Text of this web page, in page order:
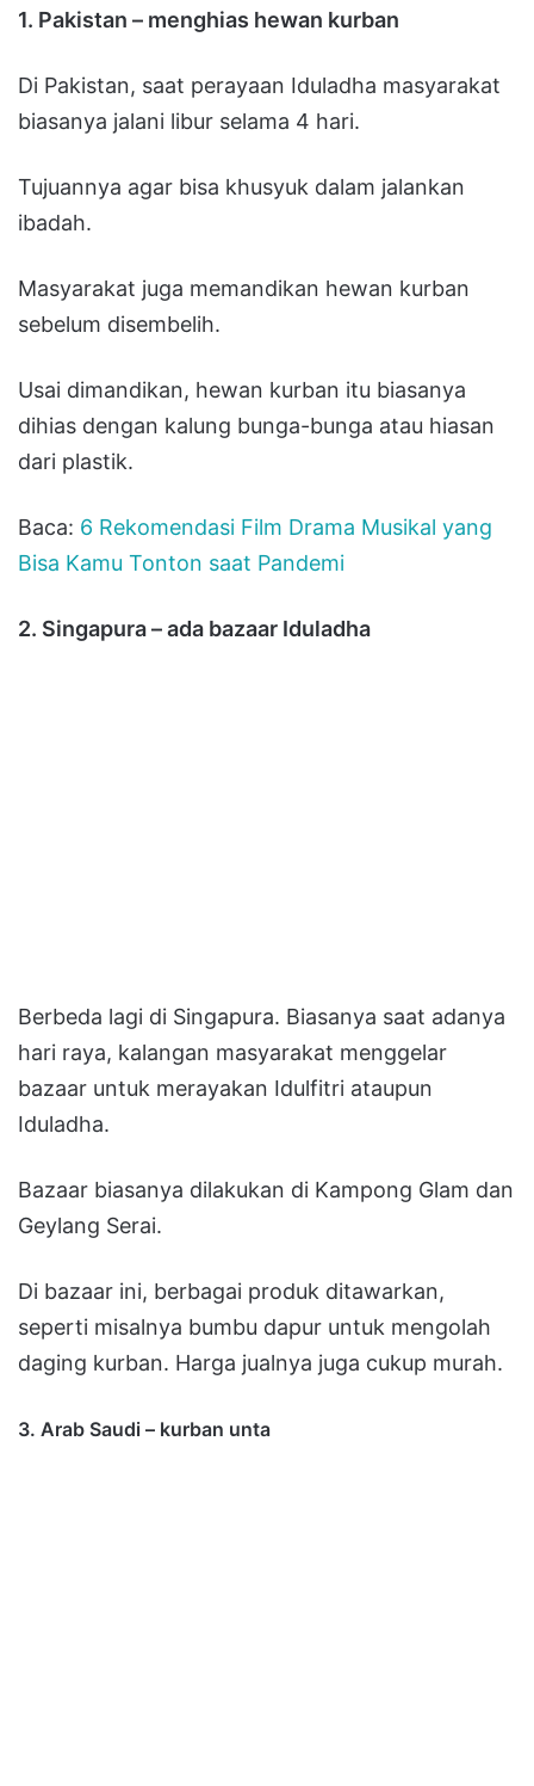
1. Pakistan – menghias hewan kurban
Di Pakistan, saat perayaan Iduladha masyarakat
biasanya jalani libur selama 4 hari.
Tujuannya agar bisa khusyuk dalam jalankan
ibadah.
Masyarakat juga memandikan hewan kurban
sebelum disembelih.
Usai dimandikan, hewan kurban itu biasanya
dihias dengan kalung bunga-bunga atau hiasan
dari plastik.
Baca: 6 Rekomendasi Film Drama Musikal yang
Bisa Kamu Tonton saat Pandemi
2. Singapura – ada bazaar Iduladha
Berbeda lagi di Singapura. Biasanya saat adanya
hari raya, kalangan masyarakat menggelar
bazaar untuk merayakan Idulfitri ataupun
Iduladha.
Bazaar biasanya dilakukan di Kampong Glam dan
Geylang Serai.
Di bazaar ini, berbagai produk ditawarkan,
seperti misalnya bumbu dapur untuk mengolah
daging kurban. Harga jualnya juga cukup murah.
3. Arab Saudi – kurban unta